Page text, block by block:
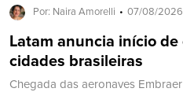
Por: Naira Amorelli 07/08/2026
Latam anuncia início
cidades brasileiras
Chegada das aeronaves